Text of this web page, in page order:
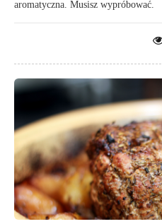
aromatyczna. Musisz wypróbować.